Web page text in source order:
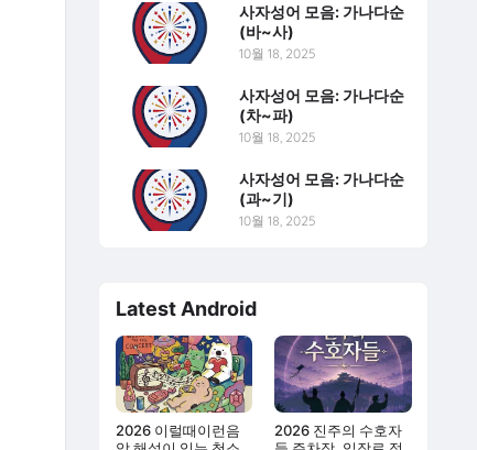
사자성어 모음: 가나다순
(바~사)
10월 18, 2025
사자성어 모음: 가나다순
(차~파)
10월 18, 2025
사자성어 모음: 가나다순
(과~기)
10월 18, 2025
Latest Android
2026 이럴때이런음
2026 진주의 수호자